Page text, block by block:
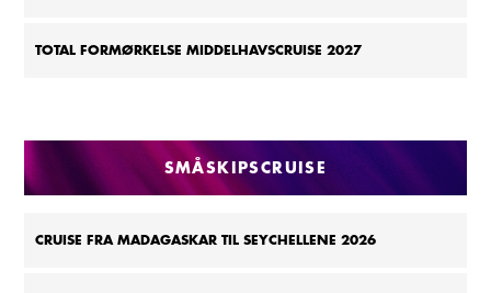
TOTAL FORMØRKELSE MIDDELHAVSCRUISE 2027
SMÅSKIPSCRUISE
CRUISE FRA MADAGASKAR TIL SEYCHELLENE 2026